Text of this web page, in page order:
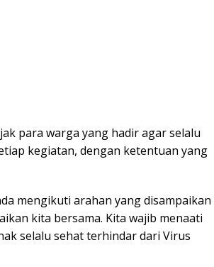
para warga yang hadir agar selalu
kegiatan, dengan ketentuan yang
mengikuti arahan yang disampaikan
kita bersama. Kita wajib menaati
selalu sehat terhindar dari Virus